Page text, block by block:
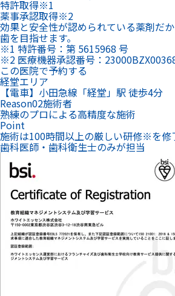
特許取得※1
薬事承認取得※2
効果と安全性が認められている薬剤だ
歯を目指せます。
※1 特許番号：第 5615968 号
※2 医療機器承認番号：
この医院で予約する
経堂エリア
【電車】小田急線「経堂」駅 徒歩4分
Reason02施術者
熟練のプロによる高精度な施術
Point
施術は100時間以上の厳しい研修※を修
歯科医師・歯科衛生士のみが担当